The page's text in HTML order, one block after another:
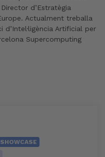
d’Estratègia
Actualment treballa
Artificial per
Supercomputing